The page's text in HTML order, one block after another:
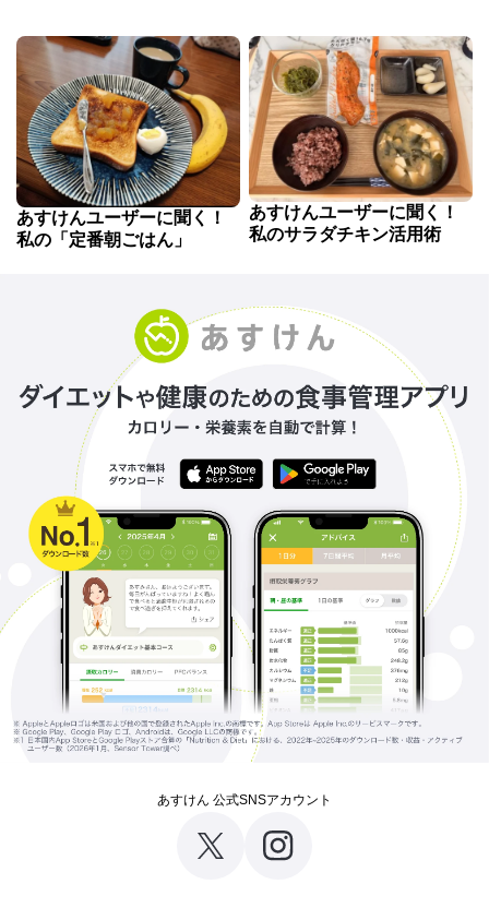
あすけんユーザーに聞く！
私の「定番朝ごはん」
あすけんユーザーに聞く！
私のサラダチキン活用術
あすけん 公式SNSアカウント